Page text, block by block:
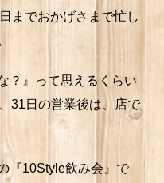
までおかげさまで忙し
？』って思えるくらい
31日の営業後は、店で
『10Style飲み会』で